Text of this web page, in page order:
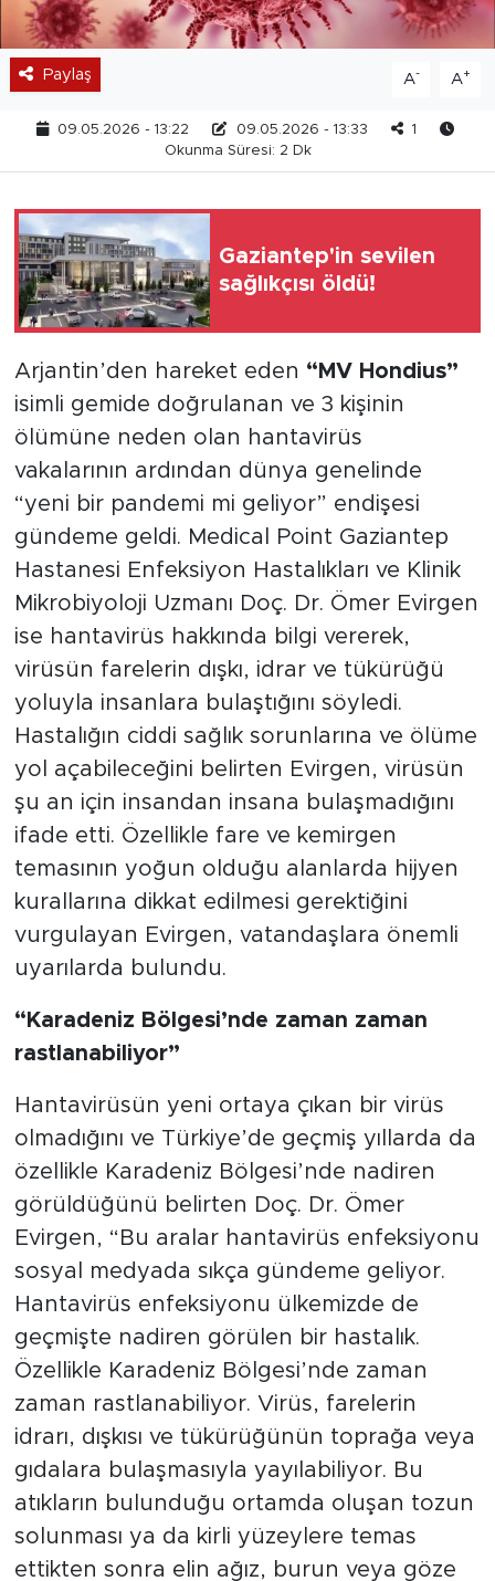
Paylaş A- A+
09.05.2026 - 13:22 09.05.2026 - 13:33
1
Okunma Süresi: 2 Dk
Gaziantep'in sevilen
sağlıkçısı öldü!
Arjantin’den hareket eden “MV Hondius”
isimli gemide doğrulanan ve 3 kişinin
ölümüne neden olan hantavirüs
vakalarının ardından dünya genelinde
“yeni bir pandemi mi geliyor” endişesi
gündeme geldi. Medical Point Gaziantep
Hastanesi Enfeksiyon Hastalıkları ve Klinik
Mikrobiyoloji Uzmanı Doç. Dr. Ömer Evirgen
ise hantavirüs hakkında bilgi vererek,
virüsün farelerin dışkı, idrar ve tükürüğü
yoluyla insanlara bulaştığını söyledi.
Hastalığın ciddi sağlık sorunlarına ve ölüme
yol açabileceğini belirten Evirgen, virüsün
şu an için insandan insana bulaşmadığını
ifade etti. Özellikle fare ve kemirgen
temasının yoğun olduğu alanlarda hijyen
kurallarına dikkat edilmesi gerektiğini
vurgulayan Evirgen, vatandaşlara önemli
uyarılarda bulundu.
“Karadeniz Bölgesi’nde zaman zaman
rastlanabiliyor”
Hantavirüsün yeni ortaya çıkan bir virüs
olmadığını ve Türkiye’de geçmiş yıllarda da
özellikle Karadeniz Bölgesi’nde nadiren
görüldüğünü belirten Doç. Dr. Ömer
Evirgen, “Bu aralar hantavirüs enfeksiyonu
sosyal medyada sıkça gündeme geliyor.
Hantavirüs enfeksiyonu ülkemizde de
geçmişte nadiren görülen bir hastalık.
Özellikle Karadeniz Bölgesi’nde zaman
zaman rastlanabiliyor. Virüs, farelerin
idrarı, dışkısı ve tükürüğünün toprağa veya
gıdalara bulaşmasıyla yayılabiliyor. Bu
atıkların bulunduğu ortamda oluşan tozun
solunması ya da kirli yüzeylere temas
ettikten sonra elin ağız, burun veya göze